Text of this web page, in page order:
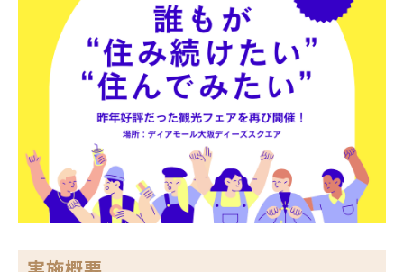
ディーズスクエア主催企画
- 梅田一丁目美味しい市場 -